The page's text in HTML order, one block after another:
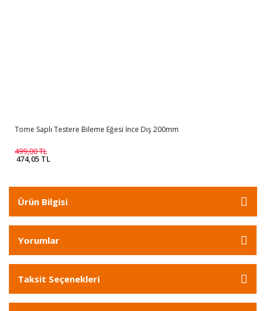
Tome Saplı Testere Bileme Eğesi İnce Diş 200mm
499,00 TL
474,05 TL
Ürün Bilgisi
Yorumlar
Taksit Seçenekleri